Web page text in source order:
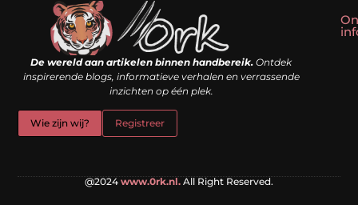
De wereld aan artikelen binnen handbereik. Ontdek
inspirerende blogs, informatieve verhalen en verrassende
inzichten op één plek.
Wie zijn wij? Registreer
@2024 www.0rk.nl. All Right Reserved.